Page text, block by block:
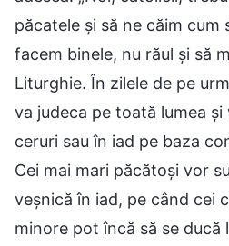
păcatele și să ne căim cum
facem binele, nu răul și să
Liturghie. În zilele de pe
va judeca pe toată lumea
ceruri sau în iad pe baza
Cei mai mari păcătoși vor
veșnică în iad, pe când cei
minore pot încă să se ducă